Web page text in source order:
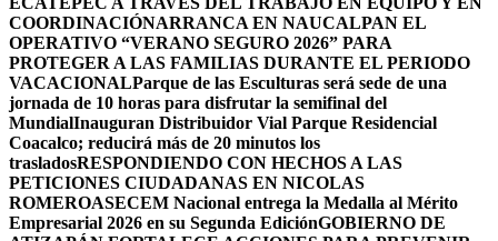
COORDINACIÓNARRANCA EN NAUCALPAN EL
OPERATIVO “VERANO SEGURO 2026” PARA
PROTEGER A LAS FAMILIAS DURANTE EL PERIODO
VACACIONALParque de las Esculturas será sede de una
jornada de 10 horas para disfrutar la semifinal del
MundialInauguran Distribuidor Vial Parque Residencial
Coacalco; reducirá más de 20 minutos los
trasladosRESPONDIENDO CON HECHOS A LAS
PETICIONES CIUDADANAS EN NICOLAS
ROMEROASECEM Nacional entrega la Medalla al Mérito
Empresarial 2026 en su Segunda EdiciónGOBIERNO DE